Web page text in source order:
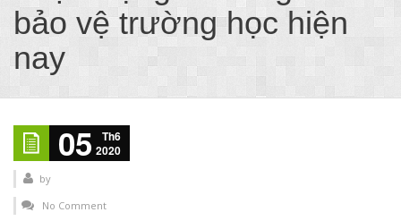
bảo vệ trường học hiện
nay
05
Th6
2020
by
No Comment